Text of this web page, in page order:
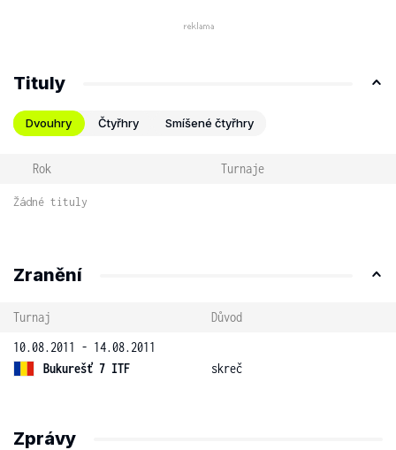
Tituly
Dvouhry Čtyřhry Smíšené čtyřhry
Rok Turnaje
Žádné tituly
Zranění
Turnaj
Důvod
10.08.2011 - 14.08.2011
Bukurešť 7 ITF
skreč
Zprávy